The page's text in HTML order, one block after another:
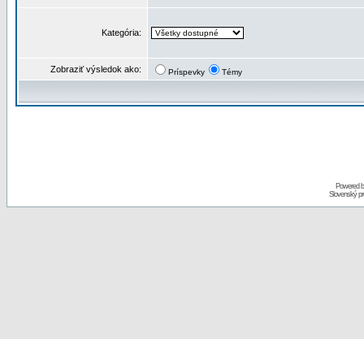
Kategória:
Zobraziť výsledok ako: Príspevky Témy
Powered
Slovenský